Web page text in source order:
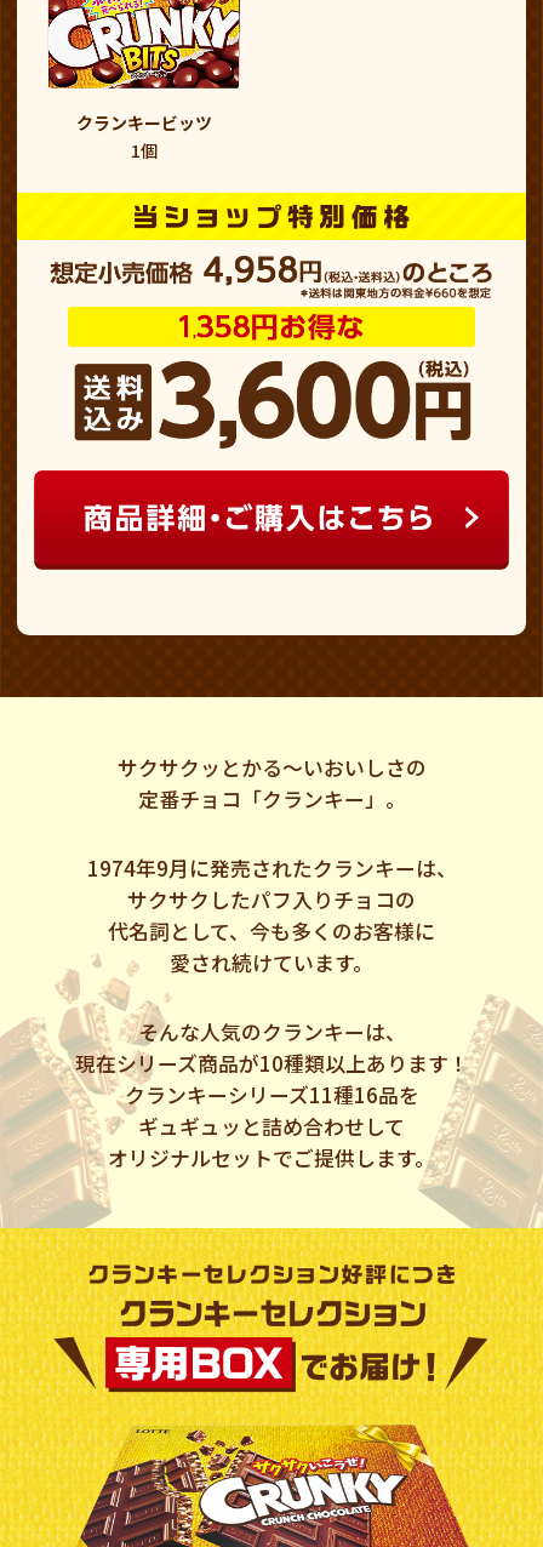
クランキービッツ
1個
サクサクッとかる～いおいしさの
定番チョコ「クランキー」。
1974年9月に発売されたクランキーは、
サクサクしたパフ入りチョコの
代名詞として、今も多くのお客様に
愛され続けています。
そんな人気のクランキーは、
現在シリーズ商品が10種類以上あります！
クランキーシリーズ11種16品を
ギュギュッと詰め合わせして
オリジナルセットでご提供します。